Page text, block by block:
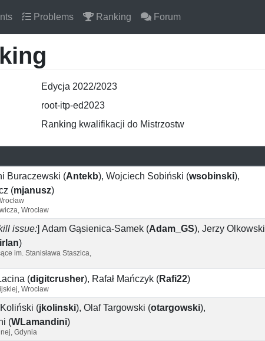
Problems Ranking Forum
Edycja 2022/2023
root-itp-ed2023
Ranking kwalifikacji do Mistrzostw
Buraczewski (Antekb), Wojciech Sobiński (wsobinski),
(mjanusz)
Wrocław
issue:] Adam Gąsienica-Samek (Adam_GS), Jerzy Olkowski
)
im. Stanisława Staszica,
(digitcrusher), Rafał Mańczyk (Rafi22)
Wrocław
(jkolinski), Olaf Targowski (otargowski),
(WLamandini)
Gdynia